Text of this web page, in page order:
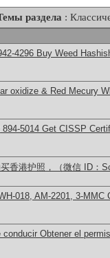
раздела :
4296 Buy Weed
oxidize & Red Mecury
5014​ Get CISSP
香港护照，（微信 ID：
018, AM-2201, 3-
conducir Obtener el